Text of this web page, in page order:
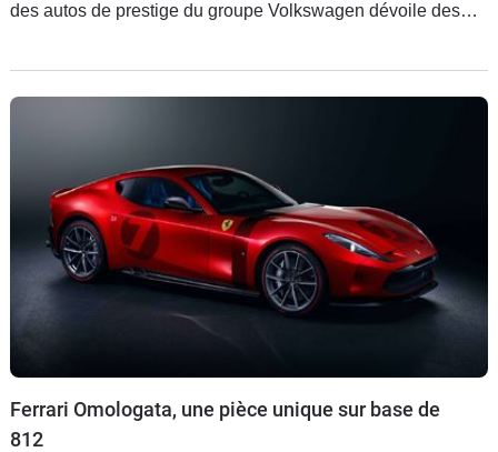
des autos de prestige du groupe Volkswagen dévoile des
commun.
Ferrari Omologata, une pièce unique sur base de
812